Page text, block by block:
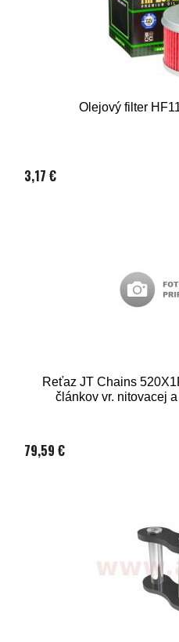
Olejový filter
3,17 €
Reťaz JT Chains
článkov vr. nitovacej
79,59 €